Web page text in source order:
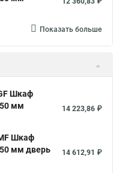
Показать больше
Шкаф
мм
14 223,86 ₽
Шкаф
мм дверь
14 612,91 ₽